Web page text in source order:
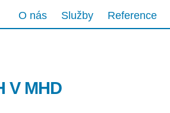
O nás Služby Reference
V MHD